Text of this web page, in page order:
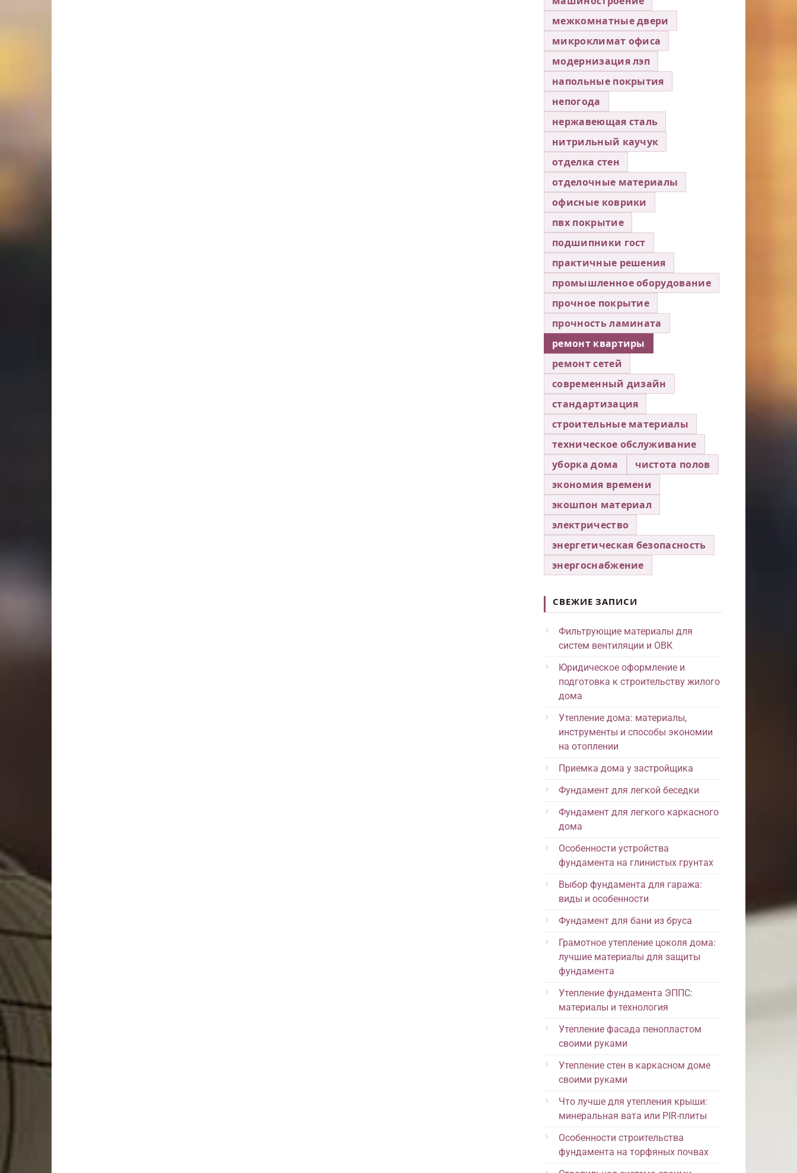
межкомнатные двери
микроклимат офиса
модернизация лэп
напольные покрытия
непогода
нержавеющая сталь
нитрильный каучук
отделка стен
отделочные материалы
офисные коврики
пвх покрытие
подшипники гост
практичные решения
промышленное оборудование
прочное покрытие
прочность ламината
ремонт квартиры
ремонт сетей
современный дизайн
стандартизация
строительные материалы
техническое обслуживание
уборка дома
чистота полов
экономия времени
экошпон материал
электричество
энергетическая безопасность
энергоснабжение
СВЕЖИЕ ЗАПИСИ
Фильтрующие материалы для
систем вентиляции и ОВК
Юридическое оформление и
подготовка к строительству жилого
дома
Утепление дома: материалы,
инструменты и способы экономии
на отоплении
Приемка дома у застройщика
Фундамент для легкой беседки
Фундамент для легкого каркасного
дома
Особенности устройства
фундамента на глинистых грунтах
Выбор фундамента для гаража:
виды и особенности
Фундамент для бани из бруса
Грамотное утепление цоколя дома:
лучшие материалы для защиты
фундамента
Утепление фундамента ЭППС:
материалы и технология
Утепление фасада пенопластом
своими руками
Утепление стен в каркасном доме
своими руками
Что лучше для утепления крыши:
минеральная вата или PIR-плиты
Особенности строительства
фундамента на торфяных почвах